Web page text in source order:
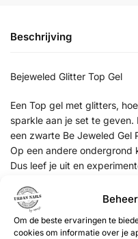
Om de beste ervaringen te
cookies om informatie over je
Beschrijving
Bejeweled Glitter Top Gel
Een Top gel met glitters,
sparkle aan je set te
een zwarte Be Jeweled Gel
Op een andere ondergrond
Dus leef je uit en
Uitharden: 1 tot 2 minuten